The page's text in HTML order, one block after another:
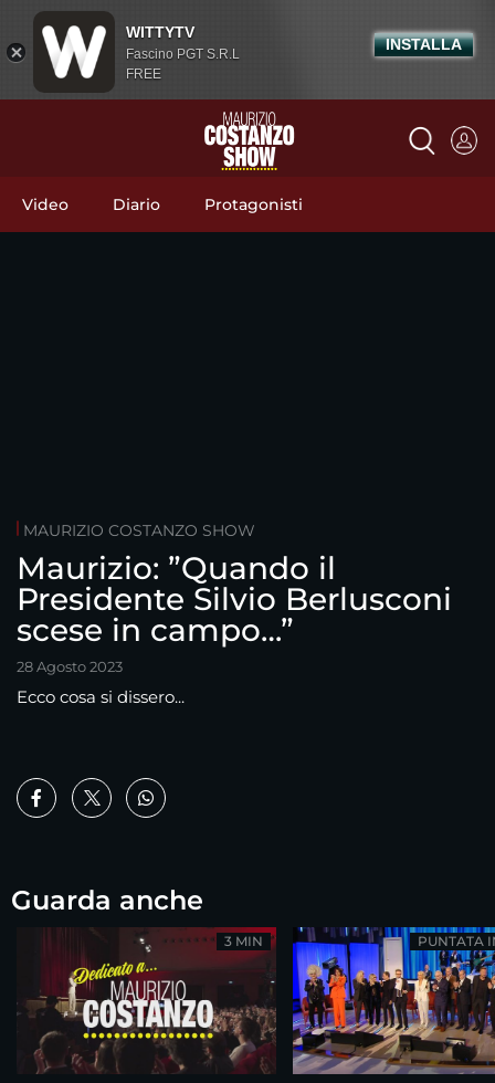
Video Diario Protagonisti
MAURIZIO COSTANZO SHOW
Maurizio: ”Quando il
Presidente Silvio Berlusconi
scese in campo…”
28 Agosto 2023
Ecco cosa si dissero...
Guarda anche
3 MIN PUNTATA
WITTYTV
Fascino PGT S.R.L
FREE
INSTALLA